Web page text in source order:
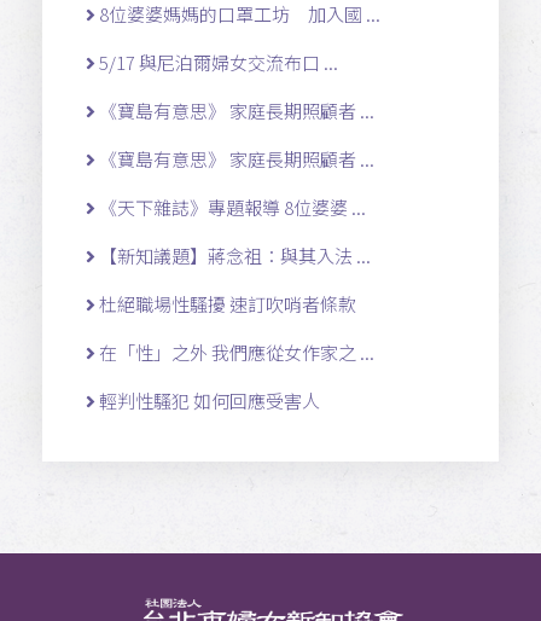
8位婆婆媽媽的口罩工坊 加入國 ...
5/17 與尼泊爾婦女交流布口 ...
《寶島有意思》 家庭長期照顧者 ...
《寶島有意思》 家庭長期照顧者 ...
《天下雜誌》專題報導 8位婆婆 ...
【新知議題】蔣念祖：與其入法 ...
杜絕職場性騷擾 速訂吹哨者條款
在「性」之外 我們應從女作家之 ...
輕判性騷犯 如何回應受害人